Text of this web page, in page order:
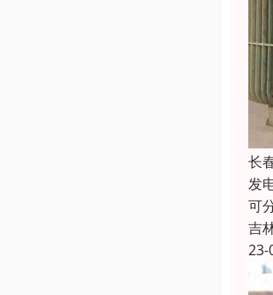
长
发
可
吉
23-